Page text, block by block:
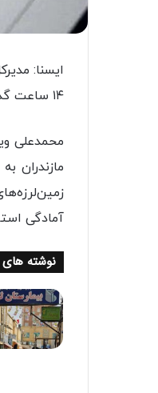
۱۴ ساعت گذشته خبر داد و گفت: آماده باش لازم به دستگاه های خدمات رسان اعلام شده است.
محمدعلی
مازندران
زمین لرزه
آمادگی
نوشته های